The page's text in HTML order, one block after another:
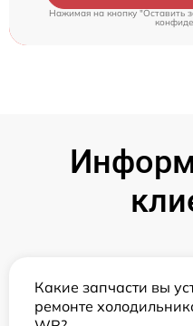
Нажимая на кнопку "Оставить
Какие запчасти вы
ремонте